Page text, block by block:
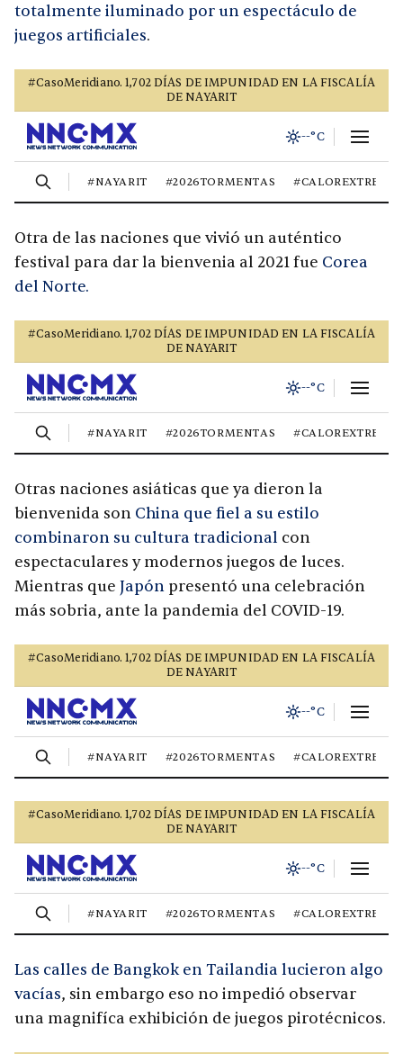
totalmente iluminado por un espectáculo de
juegos artificiales.
Otra de las naciones que vivió un auténtico
festival para dar la bienvenia al 2021 fue Corea
del Norte.
Otras naciones asiáticas que ya dieron la
bienvenida son China que fiel a su estilo
combinaron su cultura tradicional con
espectaculares y modernos juegos de luces.
Mientras que Japón presentó una celebración
más sobria, ante la pandemia del COVID-19.
Las calles de Bangkok en Tailandia lucieron algo
vacías, sin embargo eso no impedió observar
una magnifíca exhibición de juegos pirotécnicos.